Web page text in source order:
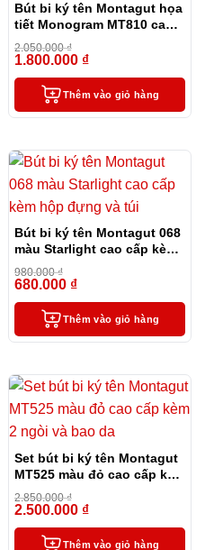
Bút bi ký tên Montagut họa
tiết Monogram MT810 cao
cấp (màu đen)
2.050.000₫
1.800.000 ₫
Thêm vào giỏ hàng
Bút bi ký tên Montagut 068
màu Starlight cao cấp kèm
hộp đựng và túi
980.000₫
680.000 ₫
Thêm vào giỏ hàng
Set bút bi ký tên Montagut
MT525 màu đỏ cao cấp kèm
2 ngòi và bao da
2.850.000₫
2.500.000 ₫
Thêm vào giỏ hàng